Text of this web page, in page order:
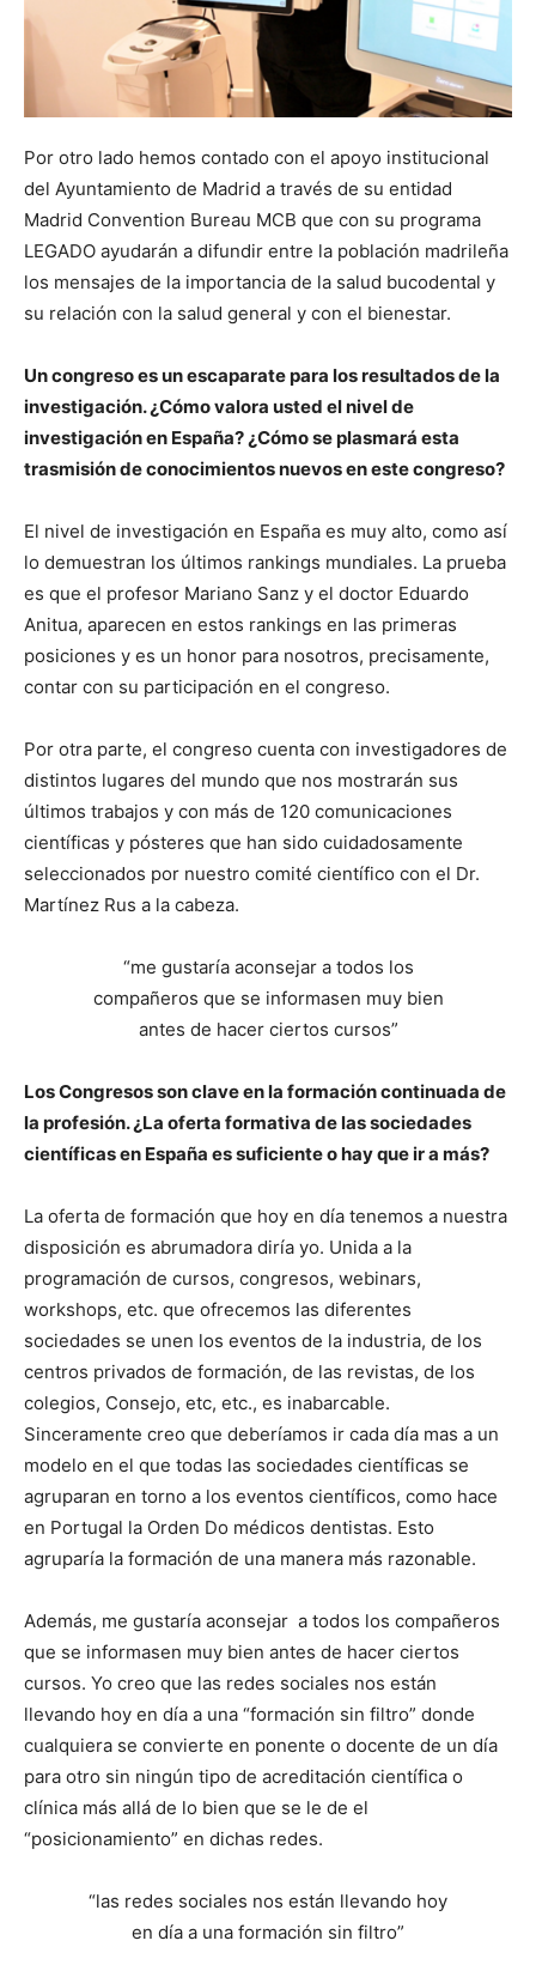
Por otro lado hemos contado con el apoyo institucional
del Ayuntamiento de Madrid a través de su entidad
Madrid Convention Bureau MCB que con su programa
LEGADO ayudarán a difundir entre la población madrileña
los mensajes de la importancia de la salud bucodental y
su relación con la salud general y con el bienestar.
Un congreso es un escaparate para los resultados de la
investigación. ¿Cómo valora usted el nivel de
investigación en España? ¿Cómo se plasmará esta
trasmisión de conocimientos nuevos en este congreso?
El nivel de investigación en España es muy alto, como así
lo demuestran los últimos rankings mundiales. La prueba
es que el profesor Mariano Sanz y el doctor Eduardo
Anitua, aparecen en estos rankings en las primeras
posiciones y es un honor para nosotros, precisamente,
contar con su participación en el congreso.
Por otra parte, el congreso cuenta con investigadores de
distintos lugares del mundo que nos mostrarán sus
últimos trabajos y con más de 120 comunicaciones
científicas y pósteres que han sido cuidadosamente
seleccionados por nuestro comité científico con el Dr.
Martínez Rus a la cabeza.
“me gustaría aconsejar a todos los
compañeros que se informasen muy bien
antes de hacer ciertos cursos”
Los Congresos son clave en la formación continuada de
la profesión. ¿La oferta formativa de las sociedades
científicas en España es suficiente o hay que ir a más?
La oferta de formación que hoy en día tenemos a nuestra
disposición es abrumadora diría yo. Unida a la
programación de cursos, congresos, webinars,
workshops, etc. que ofrecemos las diferentes
sociedades se unen los eventos de la industria, de los
centros privados de formación, de las revistas, de los
colegios, Consejo, etc, etc., es inabarcable.
Sinceramente creo que deberíamos ir cada día mas a un
modelo en el que todas las sociedades científicas se
agruparan en torno a los eventos científicos, como hace
en Portugal la Orden Do médicos dentistas. Esto
agruparía la formación de una manera más razonable.
Además, me gustaría aconsejar a todos los compañeros
que se informasen muy bien antes de hacer ciertos
cursos. Yo creo que las redes sociales nos están
llevando hoy en día a una “formación sin filtro” donde
cualquiera se convierte en ponente o docente de un día
para otro sin ningún tipo de acreditación científica o
clínica más allá de lo bien que se le de el
“posicionamiento” en dichas redes.
“las redes sociales nos están llevando hoy
en día a una formación sin filtro”